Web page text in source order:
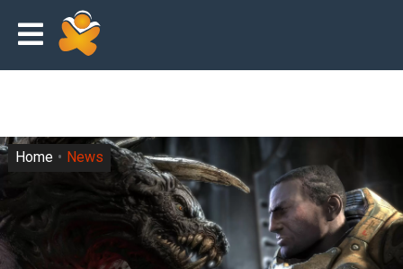
Home News